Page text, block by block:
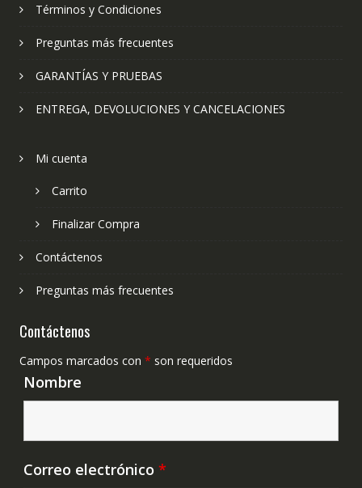
Términos y Condiciones
Preguntas más frecuentes
GARANTÍAS Y PRUEBAS
ENTREGA, DEVOLUCIONES Y CANCELACIONES
Mi cuenta
Carrito
Finalizar Compra
Contáctenos
Preguntas más frecuentes
Contáctenos
Campos marcados con * son requeridos
Nombre
Correo electrónico *